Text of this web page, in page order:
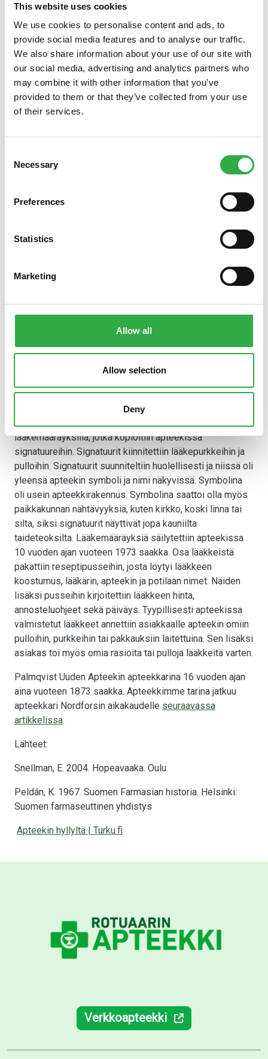
This website uses cookies
We use cookies to personalise content and ads, to
provide social media features and to analyse our traffic.
We also share information about your use of our site with
our social media, advertising and analytics partners who
may combine it with other information that you’ve
provided to them or that they’ve collected from your use
of their services.
Selection
Necessary
Preferences
Statistics
Marketing
Allow all
Allow selection
Deny
Keisarillisen Armollisen Avoimen Kirjeen valtuuttamana
Palmqvist sai apteekkioikeuden toisen apteekin
perustamiseen 31.3.1857. Oulun toinen apteekki nimettiin
Uudeksi apteekiksi. Apteekki avasi ovensa Kirkkokadun
ja Pakkahuoneenkadun kulmassa seuraavana kesänä,
3.6.1858. Silloin apteekin kellarissa säilytettiin
lääkkeiden raaka-aineiden lisäksi mm. verijuotikkaita.
Apteekin offisiini eli palvelutila tuli tutuksi asiakkaille.
symmetrisiä rivejä oranssinruskeita pulloja ja -purkkeja.
järjestyksessä. Tiloja tarvittiin laboratorioille ja
käytettiin kellaria. Pitkään vielä 1900-luvulla oli tyypillistä,
kokonaistiloista.
Lääkkeiden raaka-aineet ja lääkemuodot
Lääkkeiden raaka-aineina oli 1800-luvulla
ainekset. Raaka-aineita kerättiin luonnosta ja kuivatettiin
kuivaushuoneissa. Lääkkeet valmistettiin viranomaisten
mukaan. Lääkevalmisteet saattoivat sisältää esimerkiksi
useita yrttejä tai rohdoksia. Lääkkeet olivat erilaisissa
muodoissa, kuten uutteena, tinktuurana, mikstuurana,
Lääkärit määräsivät asiakkaille lääkkeitä
lääkemääräyksillä, jotka kopioitiin apteekissa
signatuureihin. Signatuurit kiinnitettiin lääkepurkkeihin ja
pulloihin. Signatuurit suunniteltiin huolellisesti ja niissä oli
yleensä apteekin symboli ja nimi näkyvissä. Symbolina
oli usein apteekkirakennus. Symbolina saattoi olla myös
paikkakunnan nähtävyyksiä, kuten kirkko, koski linna tai
silta, siksi signatuurit näyttivät jopa kauniilta
taideteoksilta. Lääkemääräyksiä säilytettiin apteekissa
10 vuoden ajan vuoteen 1973 saakka. Osa lääkkeistä
pakattiin reseptipusseihin, josta löytyi lääkkeen
koostumus, lääkärin, apteekin ja potilaan nimet. Näiden
lisäksi pusseihin kirjoitettiin lääkkeen hinta,
annosteluohjeet sekä päiväys. Tyypillisesti apteekissa
valmistetut lääkkeet annettiin asiakkaalle apteekin omiin
pulloihin, purkkeihin tai pakkauksiin laitettuina. Sen lisäksi
asiakas toi myös omia rasioita tai pulloja lääkkeitä varten.
Palmqvist Uuden Apteekin apteekkarina 16 vuoden ajan
aina vuoteen 1873 saakka. Apteekkimme tarina jatkuu
apteekkari Nordforsin aikakaudelle seuraavassa
artikkelissa.
Lähteet:
Snellman, E. 2004. Hopeavaaka. Oulu.
Peldán, K. 1967. Suomen Farmasian historia. Helsinki:
Suomen farmaseuttinen yhdistys
Apteekin hyllyltä | Turku.fi
Verkkoapteekki